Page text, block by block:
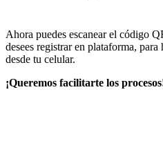
Ahora puedes escanear el código
desees registrar en plataforma,
desde tu celular.
¡Queremos facilitarte los